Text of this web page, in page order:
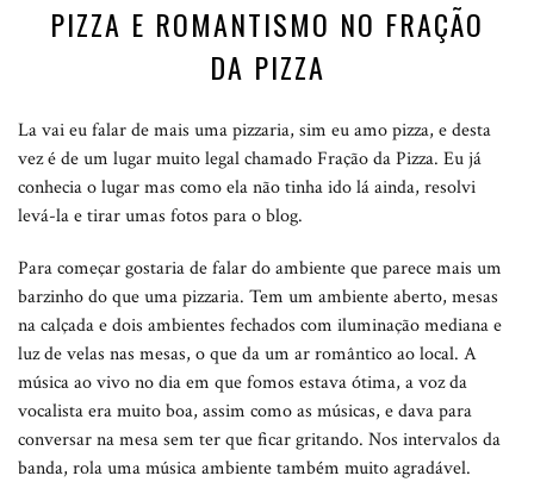
PIZZA E ROMANTISMO NO FRAÇÃO
DA PIZZA
La vai eu falar de mais uma pizzaria, sim eu amo pizza, e desta
vez é de um lugar muito legal chamado Fração da Pizza. Eu já
conhecia o lugar mas como ela não tinha ido lá ainda, resolvi
levá-la e tirar umas fotos para o blog.
Para começar gostaria de falar do ambiente que parece mais um
barzinho do que uma pizzaria. Tem um ambiente aberto, mesas
na calçada e dois ambientes fechados com iluminação mediana e
luz de velas nas mesas, o que da um ar romântico ao local. A
música ao vivo no dia em que fomos estava ótima, a voz da
vocalista era muito boa, assim como as músicas, e dava para
conversar na mesa sem ter que ficar gritando. Nos intervalos da
banda, rola uma música ambiente também muito agradável.